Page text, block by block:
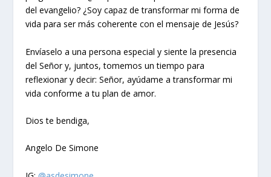
del evangelio? ¿Soy capaz de transformar mi forma de
vida para ser más coherente con el mensaje de Jesús?
Envíaselo a una persona especial y siente la presencia
del Señor y, juntos, tomemos un tiempo para
reflexionar y decir: Señor, ayúdame a transformar mi
vida conforme a tu plan de amor.
Dios te bendiga,
Angelo De Simone